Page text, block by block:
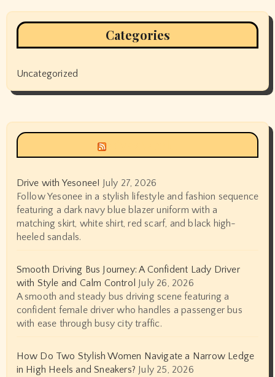
Categories
Uncategorized
Drive with Yesonee! July 27, 2026
Follow Yesonee in a stylish lifestyle and fashion sequence
featuring a dark navy blue blazer uniform with a
matching skirt, white shirt, red scarf, and black high-
heeled sandals.
Smooth Driving Bus Journey: A Confident Lady Driver
with Style and Calm Control July 26, 2026
A smooth and steady bus driving scene featuring a
confident female driver who handles a passenger bus
with ease through busy city traffic.
How Do Two Stylish Women Navigate a Narrow Ledge
in High Heels and Sneakers? July 25, 2026